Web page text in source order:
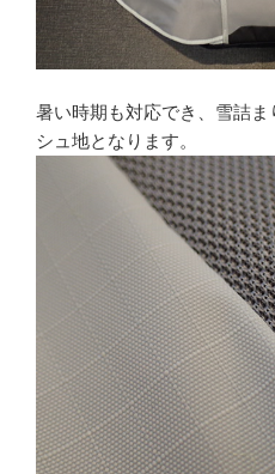
暑い時期も対応でき、雪詰
シュ地となります。